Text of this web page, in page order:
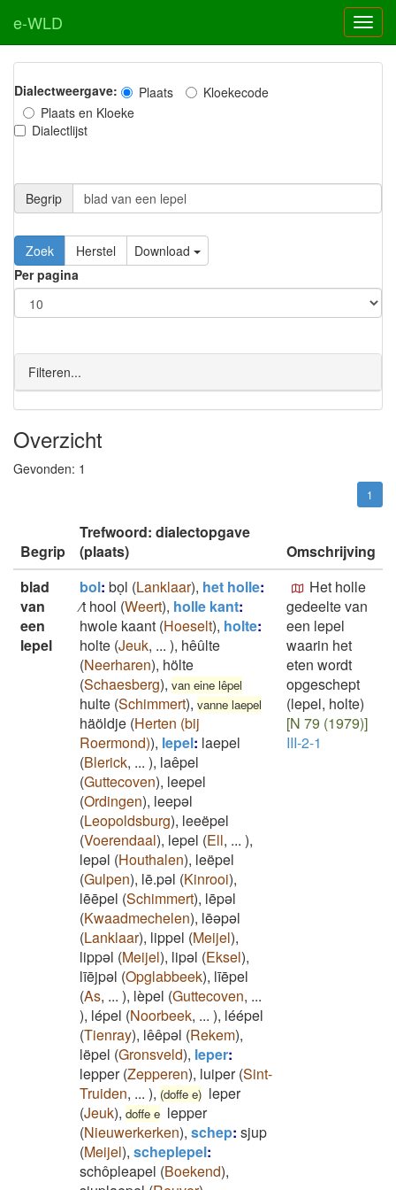
e-WLD
Dialectweergave: Plaats
Kloekecode
Plaats en Kloeke
Dialectlijst
Begrip
Zoek Herstel
Download
Per pagina
Filteren...
Overzicht
Gevonden: 1
1
Begrip
Trefwoord: dialectopgave
(plaats)
Omschrijving
blad
van
een
lepel
bol: boͅl (Lanklaar), het holle:
⁄t hool (Weert), holle kant:
hwole kaant (Hoeselt), holte:
holte (Jeuk, ... ), hêûlte
(Neerharen), hölte
(Schaesberg), van eine lêpel
hulte (Schimmert), vanne laepel
häöldje (Herten (bij
Roermond)), lepel: laepel
(Blerick, ... ), laêpel
(Guttecoven), leepel
(Ordingen), leepəl
(Leopoldsburg), leeëpel
(Voerendaal), lepel (Ell, ... ),
lepəl (Houthalen), leëpel
(Gulpen), lē.pəl (Kinrooi),
lēēpel (Schimmert), lēpəl
(Kwaadmechelen), lēəpəl
(Lanklaar), lippel (Meijel),
lippəl (Meijel), lipəl (Eksel),
līējpəl (Opglabbeek), līēpel
(As, ... ), lèpel (Guttecoven, ...
), lépel (Noorbeek, ... ), léépel
(Tienray), lêêpəl (Rekem),
lëpel (Gronsveld), leper:
lepper(Zepperen), luiper(Sint-
Truiden, ... ), (doffe e) leper
(Jeuk), doffe e lepper
(Nieuwerkerken), schep: sjup
(Meijel), scheplepel:
schôpleapel (Boekend),
Het holle
gedeelte van
een lepel
waarin het
eten wordt
opgeschept
(lepel, holte)
[N 79 (1979)]
III-2-1